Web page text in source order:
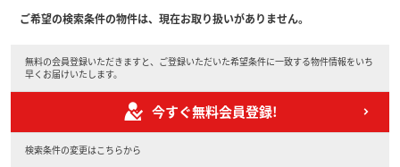
ご希望の検索条件の物件は、現在お取り扱いがありません。
無料の会員登録いただきますと、ご登録いただいた希望条件に一致する物件情報をいち
早くお届けいたします。
今すぐ無料会員登録!
検索条件の変更はこちらから